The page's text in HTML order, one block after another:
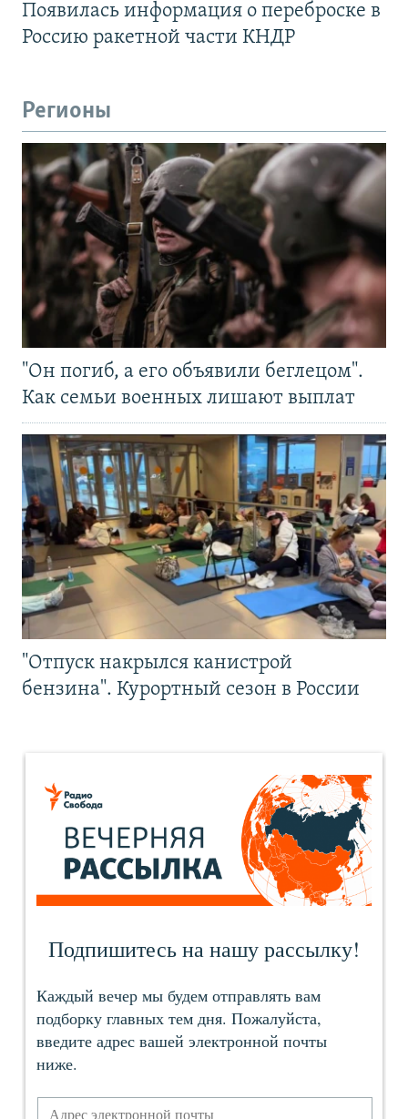
Появилась информация о переброске в
Россию ракетной части КНДР
Регионы
"Он погиб, а его объявили беглецом".
Как семьи военных лишают выплат
"Отпуск накрылся канистрой
бензина". Курортный сезон в России